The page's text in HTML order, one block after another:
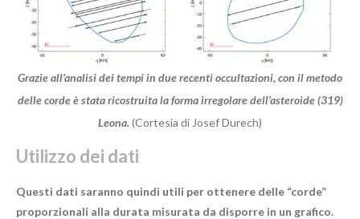
Grazie all’analisi dei tempi in due recenti occultazioni, con il metodo
delle corde è stata ricostruita la forma irregolare dell’asteroide (319)
Leona.(Cortesia di Josef Durech)
Utilizzo dei dati
Questi dati saranno quindi utili per ottenere delle “corde”
proporzionali alla durata misurata da disporre in un grafico.